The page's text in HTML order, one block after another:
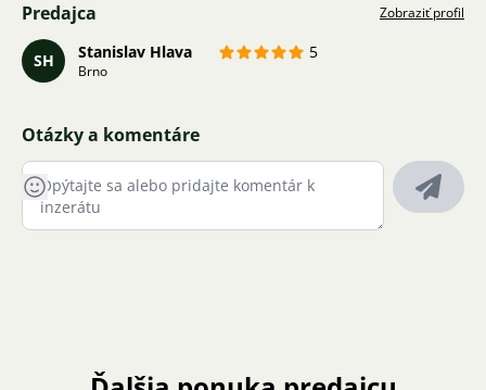
Predajca Zobraziť profil
SH Stanislav Hlava 5
Brno
Otázky a komentáre